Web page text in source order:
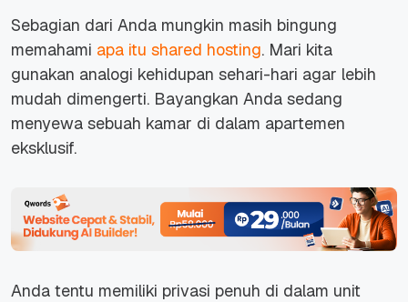
Sebagian dari Anda mungkin masih bingung
memahami apa itu shared hosting. Mari kita
gunakan analogi kehidupan sehari-hari agar lebih
mudah dimengerti. Bayangkan Anda sedang
menyewa sebuah kamar di dalam apartemen
eksklusif.
Anda tentu memiliki privasi penuh di dalam unit